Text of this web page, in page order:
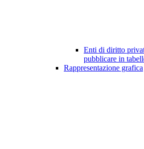
Enti di diritto
pubblicare in
Rappresentazione grafica